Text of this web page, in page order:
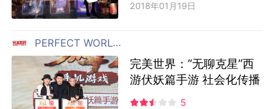
2018年01月19日
PERFECT WORLD 完美世界
完美世界：“无聊克星”西
游伏妖篇手游 社会化传播
5